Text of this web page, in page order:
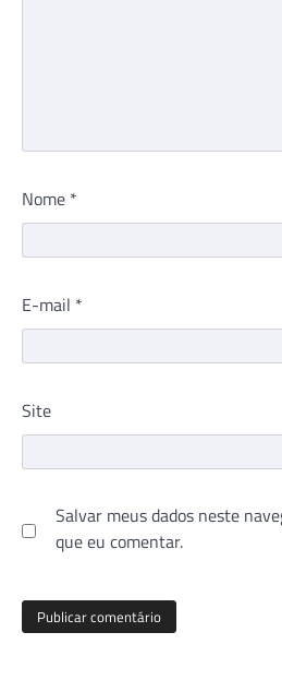
Nome *
E-mail *
Site
Salvar meus dados neste
que eu comentar.